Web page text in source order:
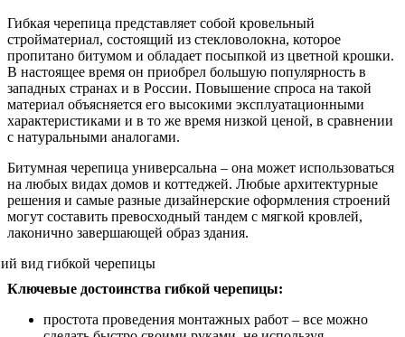
Гибкая черепица представляет собой кровельный
стройматериал, состоящий из стекловолокна, которое
пропитано битумом и обладает посыпкой из цветной крошки.
В настоящее время он приобрел большую популярность в
западных странах и в России. Повышение спроса на такой
материал объясняется его высокими эксплуатационными
характеристиками и в то же время низкой ценой, в сравнении
с натуральными аналогами.
Битумная черепица универсальна – она может использоваться
на любых видах домов и коттеджей. Любые архитектурные
решения и самые разные дизайнерские оформления строений
могут составить превосходный тандем с мягкой кровлей,
лаконично завершающей образ здания.
Ключевые достоинства гибкой черепицы:
простота проведения монтажных работ – все можно